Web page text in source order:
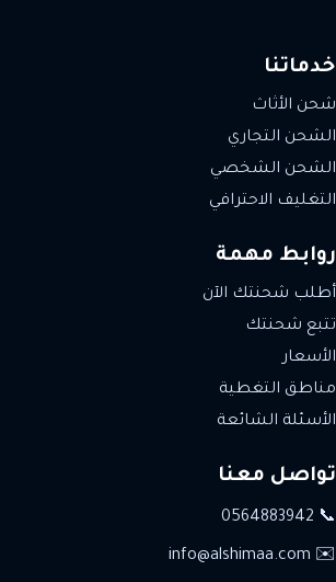
خدماتنا
شحن الأثاث
الشحن التجاري
الشحن الشخصي
التغليف الاحترافي
روابط مهمة
أطلب شحنتك الآن
تتبع شحنتك
الأسعار
مناطق التغطية
الأسئلة الشائعة
تواصل معنا
📞 0564883942
✉️ info@alshimaa.com